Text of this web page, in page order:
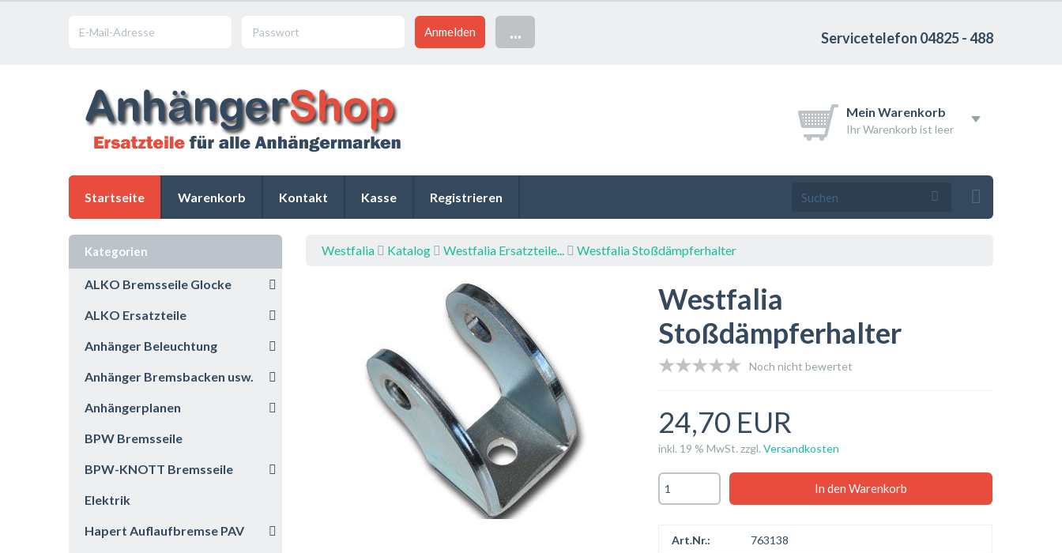
... Servicetelefon 04825 - 488
Mein Warenkorb
Ihr Warenkorb ist leer
Startseite Warenkorb Kontakt Kasse Registrieren
Westfalia Katalog Westfalia Ersatzteile... Westfalia Stoßdämpferhalter
Westfalia
Stoßdämpferhalter
Noch nicht bewertet
24,70 EUR
inkl. 19 % MwSt. zzgl.Versandkosten
Art.Nr.: 763138
Kategorien
ALKO Bremsseile Glocke
ALKO Ersatzteile
Anhänger Beleuchtung
Anhänger Bremsbacken usw.
Anhängerplanen
BPW Bremsseile
BPW-KNOTT Bremsseile
Elektrik
Hapert Auflaufbremse PAV